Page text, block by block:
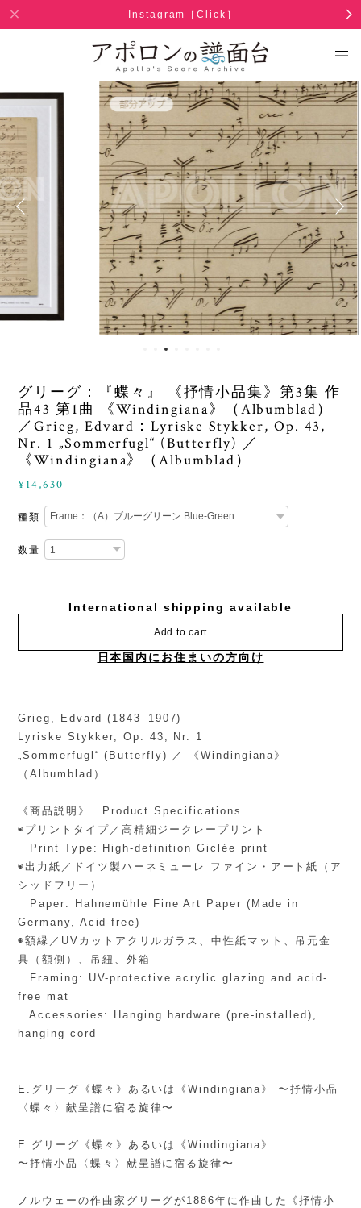
Instagram［Click］
グリーグ：『蝶々』 《抒情小品集》第3集 作
品43 第1曲 《Windingiana》（Albumblad）
／Grieg, Edvard：Lyriske Stykker, Op. 43,
Nr. 1 „Sommerfugl“ (Butterfly) ／
《Windingiana》（Albumblad）
¥14,630
種類
数量
International shipping available
Add to cart
日本国内にお住まいの方向け
Grieg, Edvard (1843–1907)
Lyriske Stykker, Op. 43, Nr. 1
„Sommerfugl“ (Butterfly) ／ 《Windingiana》
（Albumblad）
《商品説明》 Product Specifications
◉プリントタイプ／高精細ジークレープリント
Print Type: High-definition Giclée print
◉出力紙／ドイツ製ハーネミューレ ファイン・アート紙（ア
シッドフリー）
Paper: Hahnemühle Fine Art Paper (Made in
Germany, Acid-free)
◉額縁／UVカットアクリルガラス、中性紙マット、吊元金
具（額側）、吊紐、外箱
Framing: UV-protective acrylic glazing and acid-
free mat
Accessories: Hanging hardware (pre-installed),
hanging cord
E.グリーグ《蝶々》あるいは《Windingiana》 〜抒情小品
〈蝶々〉献呈譜に宿る旋律〜
E.グリーグ《蝶々》あるいは《Windingiana》
〜抒情小品〈蝶々〉献呈譜に宿る旋律〜
ノルウェーの作曲家グリーグが1886年に作曲した《抒情小